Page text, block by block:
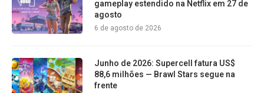
gameplay estendido na Netflix em 27 de
agosto
6 de agosto de 2026
Junho de 2026: Supercell fatura US$
88,6 milhões — Brawl Stars segue na
frente